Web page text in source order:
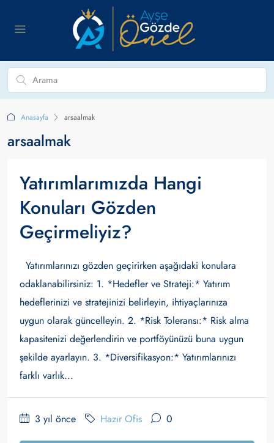
Anasayfa arsaalmak
arsaalmak
Yatırımlarımızda Hangi
Konuları Gözden
Geçirmeliyiz?
Yatırımlarınızı gözden geçirirken aşağıdaki konulara
odaklanabilirsiniz: 1. *Hedefler ve Strateji:* Yatırım
hedeflerinizi ve stratejinizi belirleyin, ihtiyaçlarınıza
uygun olarak güncelleyin. 2. *Risk Toleransı:* Risk alma
kapasitenizi değerlendirin ve portföyünüzü buna uygun
şekilde ayarlayın. 3. *Diversifikasyon:* Yatırımlarınızı
farklı varlık...
3 yıl önce Hazır Ofis 0